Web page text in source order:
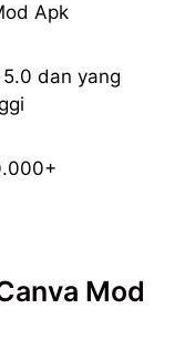
Apk
dan yang
Mod